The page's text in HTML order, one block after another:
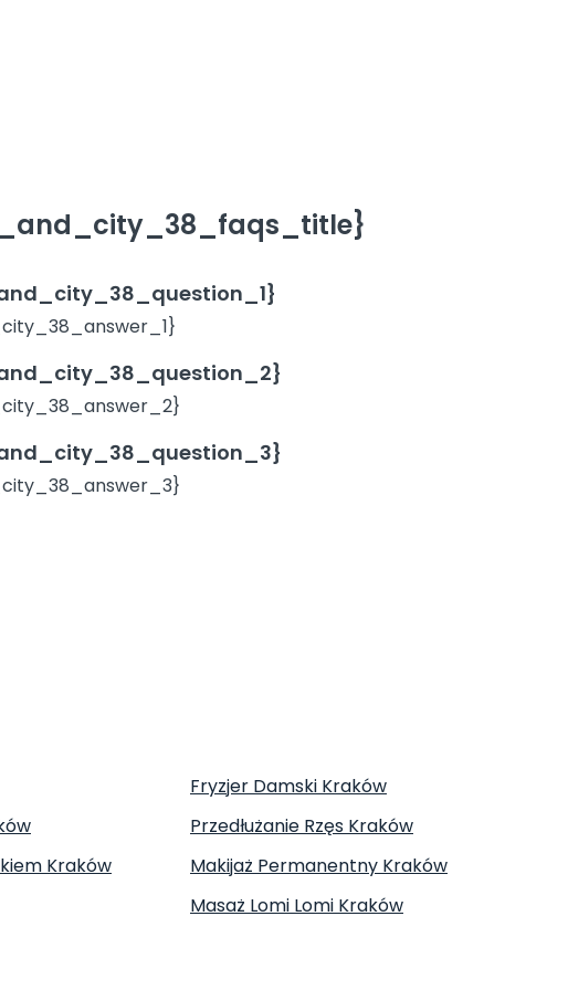
Fryzjer Damski Kraków
Przedłużanie Rzęs Kraków
Kraków
Makijaż Permanentny Kraków
Masaż Lomi Lomi Kraków